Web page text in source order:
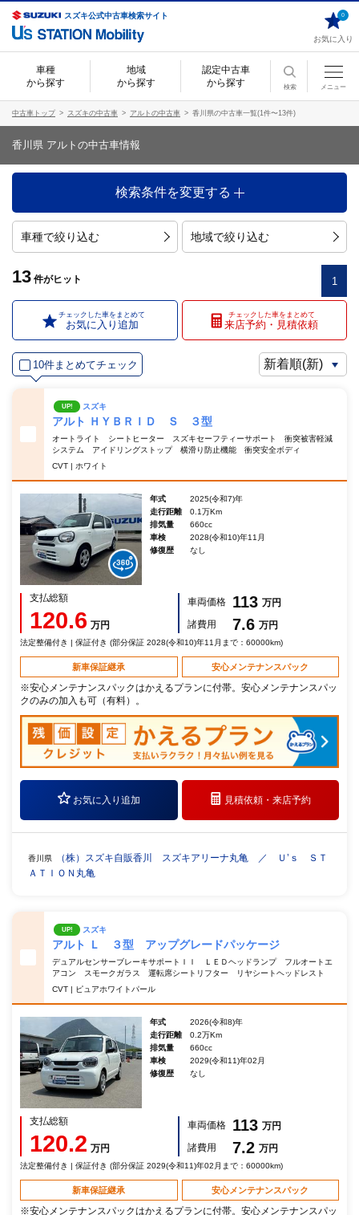
スズキ公式中古車検索サイト
お気に入り
0
車種
から探す
地域
から探す
認定中古車
から探す
検索 メニュー
中古車トップ スズキの中古車 アルトの中古車 香川県の中古車一覧(1件〜13件)
香川県 アルトの中古車情報
検索条件を変更する
車種で絞り込む 地域で絞り込む
13 件がヒット 1
チェックした車をまとめて
お気に入り追加
チェックした車をまとめて
来店予約・見積依頼
10件まとめてチェック
UP! スズキ
アルト ＨＹＢＲＩＤ Ｓ ３型
オートライト シートヒーター スズキセーフティーサポート 衝突被害軽減
システム アイドリングストップ 横滑り防止機能 衝突安全ボディ
CVT | ホワイト
年式
2025(令和7)年
走行距離
0.1万Km
排気量
660cc
車検
2028(令和10)年11月
修復歴
なし
支払総額
120.6 万円
車両価格 113 万円
諸費用
7.6 万円
法定整備付き | 保証付き (部分保証 2028(令和10)年11月まで：60000km)
新車保証継承 安心メンテナンスパック
※安心メンテナンスパックはかえるプランに付帯。安心メンテナンスパッ
クのみの加入も可（有料）。
お気に入り追加 見積依頼・来店予約
香川県
（株）スズキ自販香川 スズキアリーナ丸亀 ／ Ｕ’ｓ ＳＴ
ＡＴＩＯＮ丸亀
UP! スズキ
アルト Ｌ ３型 アップグレードパッケージ
デュアルセンサーブレーキサポートＩＩ ＬＥＤヘッドランプ フルオートエ
アコン スモークガラス 運転席シートリフター リヤシートヘッドレスト
CVT | ピュアホワイトパール
年式
2026(令和8)年
走行距離
0.2万Km
排気量
660cc
車検
2029(令和11)年02月
修復歴
なし
支払総額
120.2 万円
車両価格 113 万円
諸費用
7.2 万円
法定整備付き | 保証付き (部分保証 2029(令和11)年02月まで：60000km)
新車保証継承 安心メンテナンスパック
※安心メンテナンスパックはかえるプランに付帯。安心メンテナンスパッ